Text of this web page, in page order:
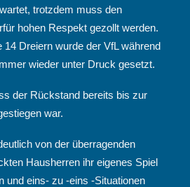
trotzdem muss den
hohen Respekt gezollt werden.
14 Dreiern wurde der VfL während
wieder unter Druck gesetzt.
der Rückstand bereits bis zur
war.
von der überragenden
Hausherren ihr eigenes Spiel
und eins- zu -eins -Situationen